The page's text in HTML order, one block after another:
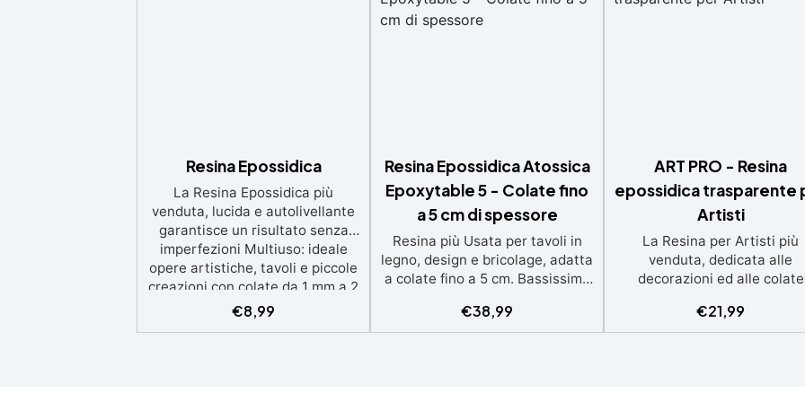
Resina Epossidica
La Resina Epossidica più
venduta, lucida e autolivellante
garantisce un risultato senza
imperfezioni Multiuso: ideale
opere artistiche, tavoli e piccole
creazioni con colate da 1 mm a 2
cm Resistente ai graffi e ai raggi
UV, garantendo opere durature,
€8,99
Resina Epossidica Atossica
Epoxytable 5 - Colate fino
a 5 cm di spessore
Resina più Usata per tavoli in
legno, design e bricolage, adatta
a colate fino a 5 cm. Bassissima
e senza surriscaldamenti.
Resistente a graffi e
€38,99
ART PRO - Resina
epossidica trasparente
Artisti
La Resina per Artisti più
venduta, dedicata alle
decorazioni ed alle colate
rivestimenti, vassoi e
piccole creazioni
€21,99